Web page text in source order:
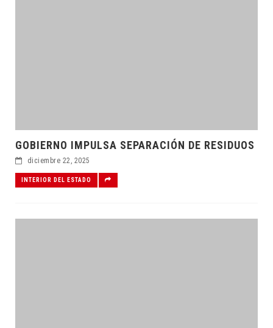
GOBIERNO IMPULSA SEPARACIÓN DE RESIDUOS
diciembre 22, 2025
INTERIOR DEL ESTADO